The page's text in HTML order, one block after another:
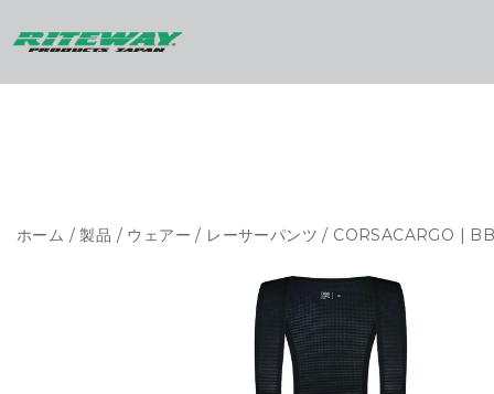
ホーム /製品 / ウェアー / レーサーパンツ / CORSACARGO |